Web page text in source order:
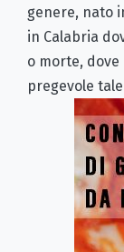
genere, nato
in Calabria
o morte,
pregevole